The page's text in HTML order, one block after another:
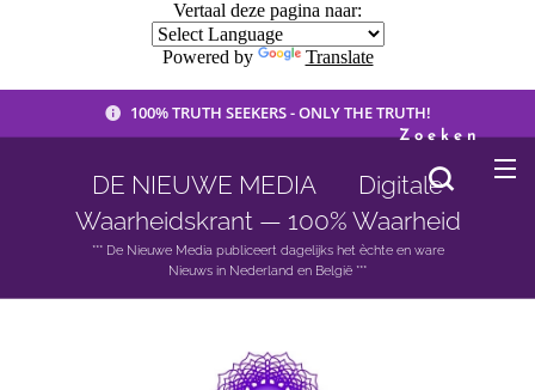
Vertaal deze pagina naar:
Powered by Translate
100% TRUTH SEEKERS - ONLY THE TRUTH!
DE NIEUWE MEDIA 🟣 Digitale
Waarheidskrant — 100% Waarheid
*** De Nieuwe Media publiceert dagelijks het èchte en ware
Nieuws in Nederland en België ***
Zoeken